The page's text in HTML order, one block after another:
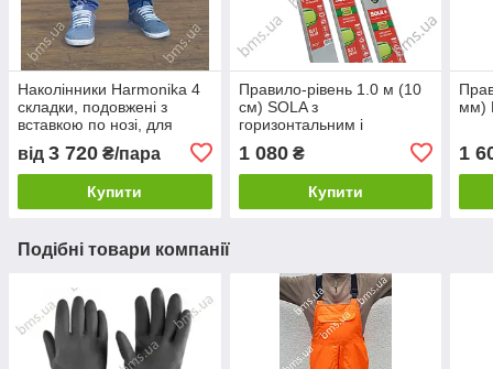
Наколінники Harmonika 4
складки, подовжені з
вставкою по нозі, для
стяжечників, плиточників
від 3 720 ₴/пара
Купити
Правило-рівень 1.0 м (10
см) SOLA з
горизонтальним і
вертикальним вічком, для
штукатурних робті
1 080₴
Купити
мм)
1
Подібні товари компанії